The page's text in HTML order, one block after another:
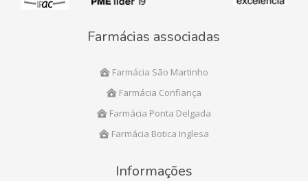
Farmácias associadas
Farmácia São Martinho
Farmácia Confiança
Farmácia Ponta Delgada
Farmácia Botica Inglesa
Informações